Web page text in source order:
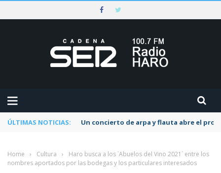
ÚLTIMAS NOTICIAS: Un concierto de arpa y flauta abre el
Home › Cultura ›
Haro busca a los `Abuelos del Vino 2021´ entre los
nombres aportados por las bodegas y los particulares interesados